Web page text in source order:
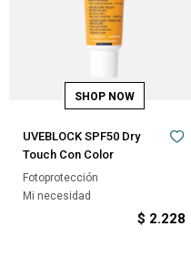
UVEBLOCK SPF50 Dry
Touch Con Color
Fotoprotección
Mi necesidad
$ 2.228